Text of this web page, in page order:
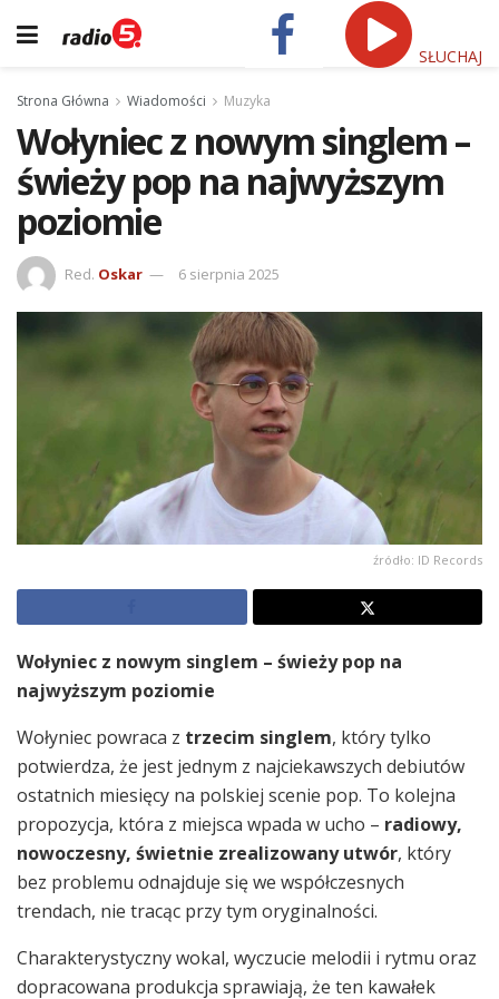
SŁUCHAJ
Strona Główna Wiadomości Muzyka
Wołyniec z nowym singlem –
świeży pop na najwyższym
poziomie
Red. Oskar 6 sierpnia 2025
źródło: ID Records
Wołyniec z nowym singlem – świeży pop na
najwyższym poziomie
Wołyniec powraca z trzecim singlem, który tylko
potwierdza, że jest jednym z najciekawszych debiutów
ostatnich miesięcy na polskiej scenie pop. To kolejna
propozycja, która z miejsca wpada w ucho – radiowy,
nowoczesny, świetnie zrealizowany utwór, który
bez problemu odnajduje się we współczesnych
trendach, nie tracąc przy tym oryginalności.
Charakterystyczny wokal, wyczucie melodii i rytmu oraz
dopracowana produkcja sprawiają, że ten kawałek